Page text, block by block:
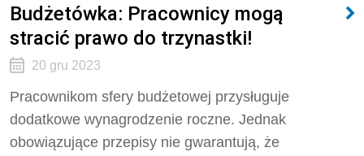
Budżetówka: Pracownicy mogą
stracić prawo do trzynastki!
20 gru 2023
Pracownikom sfery budżetowej przysługuje
dodatkowe wynagrodzenie roczne. Jednak
obowiązujące przepisy nie gwarantują, że